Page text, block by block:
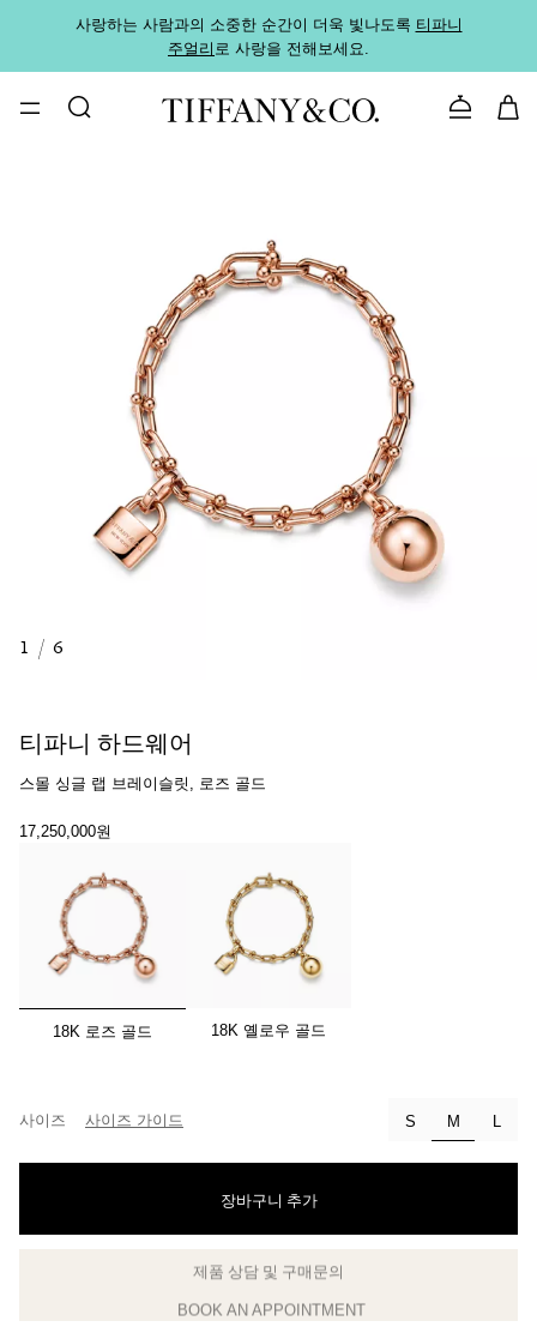
사랑하는 사람과의 소중한 순간이 더욱 빛나도록 티파니
주얼리로 사랑을 전해보세요.
문의하기
1 / 6
티파니 하드웨어
스몰 싱글 랩 브레이슬릿, 로즈 골드
17,250,000원
선택됨
18K 로즈 골드 18K 옐로우 골드
사이즈 사이즈 가이드 S M선택됨L
장바구니 추가
BOOK AN APPOINTMENT